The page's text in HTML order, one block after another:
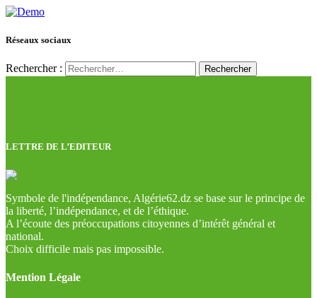
Réseaux sociaux
Rechercher :
LETTRE DE L’EDITEUR
Symbole de l'indépendance, Algérie62.dz se base sur le principe de
la liberté, l’indépendance, et de l’éthique.
A l’écoute des préoccupations citoyennes d’intérêt général et
national.
Choix difficile mais pas impossible.
Mention Légale